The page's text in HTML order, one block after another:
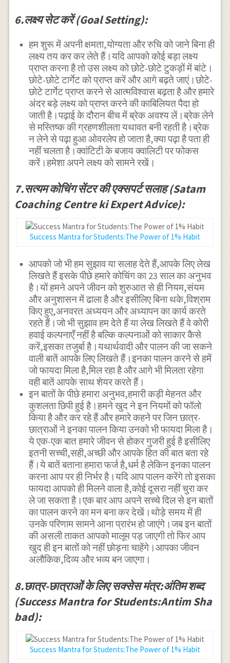
6.लक्ष्य सेट करें (Goal Setting):
हम शुरू में अपनी क्षमता,योग्यता और रुचि को जाने बिना ही
लक्ष्य तय कर कर लेते हैं।यदि आपको कोई बड़ा लक्ष्य
प्राप्त करना है तो उस लक्ष्य को छोटे-छोटे टुकड़ों में बांटे।
छोटे-छोटे टार्गेट को प्राप्त करें और आगे बढ़ते जाएं।छोटे-
छोटे टार्गेट प्राप्त करने से आत्मविश्वास बढ़ता है और हमारे
अंदर बड़े लक्ष्य को प्राप्त करने की काबिलियत पैदा हो
जाती है।पढ़ाई के दौरान बीच में ब्रेक अवश्य लें।ब्रेक लेने
से मस्तिष्क की ग्रहणशीलता यथावत बनी रहती है।ब्रेक
न लेने से पढ़ा हुआ ओवरलेप हो जाता है,क्या पढ़ा है पता ही
नहीं चलता है।क्वांटिटी के बजाय क्वालिटी पर फोकस
करें।हमेशा अपने लक्ष्य को सामने रखें।
7.सत्यम कोचिंग सेंटर की एक्सपर्ट सलाह (Satam
Coaching Centre ki Expert Advice):
Success Mantra for Students:The Power of 1% Habit
आपको जो भी हम सुझाव या सलाह देते हैं,आपके लिए लेख
लिखते हैं इसके पीछे हमारे कोचिंग का 23 साल का अनुभव
है।यों हमने अपने जीवन को शुरुआत से ही नियम,संयम
और अनुशासन में ढाला है और इसीलिए बिना थके,विश्राम
किए हुए,अनवरत अध्ययन और अध्यापन का कार्य करते
रहते हैं।जो भी सुझाव हम देते हैं या लेख लिखते हैं वे कोरी
हवाई कल्पनाएँ नहीं है बल्कि कल्पनाओं को साकार कैसे
करें,इसका तजुर्बा है।यथार्थवादी और पालन की जा सकने
वाली बातें आपके लिए लिखते हैं।इनका पालन करने से हमें
जो फायदा मिला है,मिल रहा है और आगे भी मिलता रहेगा
वही बातें आपके साथ शेयर करते हैं।
इन बातों के पीछे हमारा अनुभव,हमारी कड़ी मेहनत और
कुशलता छिपी हुई है।हमने खुद ने इन नियमों को फॉलो
किया है और कर रहे हैं और हमारे कहने पर जिन छात्र-
छात्राओं ने इनका पालन किया उनको भी फायदा मिला है।
ये एक-एक बात हमारे जीवन से होकर गुजरी हुई है इसीलिए
इतनी सच्ची,सही,अच्छी और आपके हित की बात बता रहे
हैं।ये बातें बताना हमारा फर्ज है,धर्म है लेकिन इनका पालन
करना आप पर ही निर्भर है।यदि आप पालन करेंगे तो इसका
फायदा आपको ही मिलने वाला है,कोई दूसरा नहीं चुरा कर
ले जा सकता है।एक बार आप अपने सच्चे दिल से इन बातों
का पालन करने का मन बना कर देखें।थोड़े समय में ही
उनके परिणाम सामने आना प्रारंभ हो जाएंगे।जब इन बातों
की असली ताकत आपको मालूम पड़ जाएगी तो फिर आप
खुद ही इन बातों को नहीं छोड़ना चाहेंगे।आपका जीवन
अलौकिक,दिव्य और भव्य बन जाएगा।
8.छात्र-छात्राओं के लिए सक्सेस मंत्र:अंतिम शब्द
(Success Mantra for Students:Antim Sha
bad):
Success Mantra for Students:The Power of 1% Habit